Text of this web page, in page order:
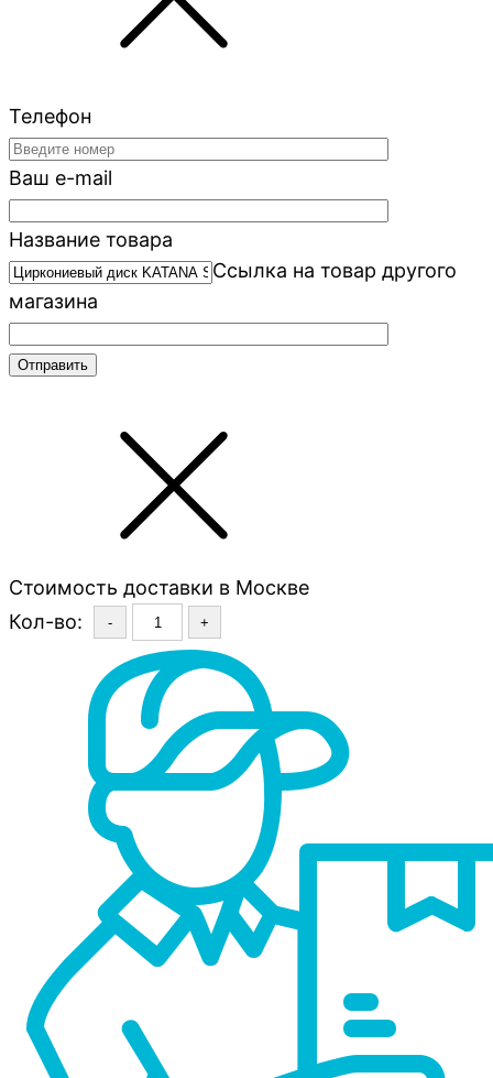
Телефон
Ваш e-mail
Название товара
Ссылка на товар другого
магазина
Стоимость доставки в Москве
Кол-во:
- +